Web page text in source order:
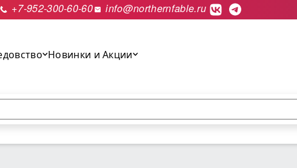
+7-952-300-60-60 info@northernfable.ru
Новинки и Акции